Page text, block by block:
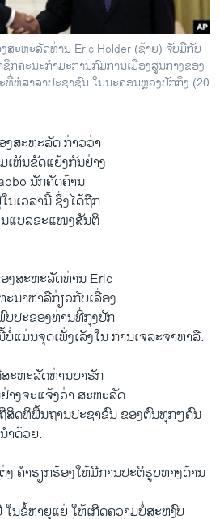
ະຫະລັດທ່ານ Eric Holder (ຊ້າຍ) ຈັບມືກັບ
ກຄະນະກຳມະການກົມການເມືອງສູນກາງຂອງ
ຫໍສາລາປະຊາຊົນ ໃນນະຄອນຫຼວງປັກກິ່ງ (20
ສະຫະລັດ ກ່າວວ່າ
ຫັນຂັດແຍ້ງກັນຢ່າງ
ນັກຄັດຄ້ານ
ເວລານີ້ ຊຶ່ງໄດ້ຖືກ
ນແບລຂະແໜງສັນຕິ
ງສະຫະລັດທ່ານ Eric
ນາຫາລືກ່ຽວກັບເລື່ອງ
ບປະຂອງທ່ານທີ່ກຸງປັກ
ແມ່ນຈຸດເພັ່ງເລັງໃນ ການເຈລະຈາຫາລື.
ະຫະລັດທ່ານບາຣັກ
າງຈະແຈ້ງວ່າ ສະຫະລັດ
ສິດທິພື້ນຖານປະຊາຊົນ ຂອງຕົນທຸກໆຄົນ
ຳດ້ວຍ.
ຄຳຮຽກຮ້ອງໃຫ້ມີການປະຕິຮູບທາງດ້ານ
ນຂໍ້ຫາຍຸແຍ່ ໃຫ້ເກີດຄວາມບໍ່ສະຫງົບ